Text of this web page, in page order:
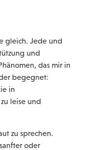
gleich. Jede und
und
das mir in
begegnet:
in
leise und
zu sprechen.
oder